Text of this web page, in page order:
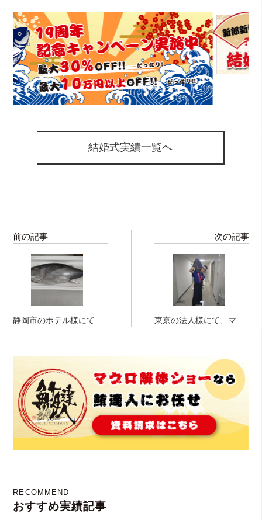
結婚式実績一覧へ
前の記事
静岡市のホテル様にて、
次の記事
東京の法人様にて、マグ
RECOMMEND
おすすめ実績記事